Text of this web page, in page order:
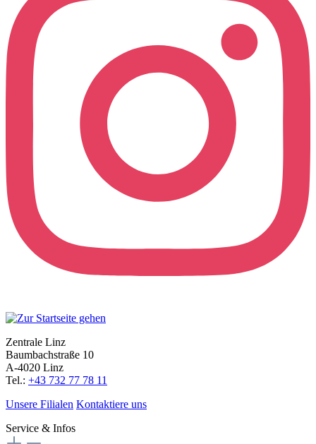
Zentrale Linz
Baumbachstraße 10
A-4020 Linz
Tel.: +43 732 77 78 11
Unsere Filialen Kontaktiere uns
Service & Infos